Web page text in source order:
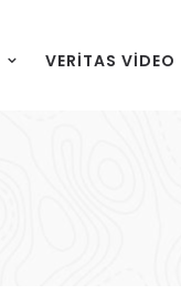
VERITAS VIDEO